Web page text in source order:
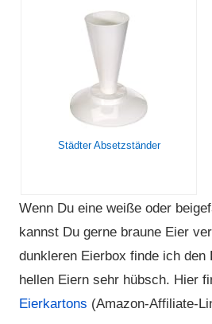
Städter Absetzständer
Wenn Du eine weiße oder
kannst Du gerne braune Eier
dunkleren Eierbox finde ich den
hellen Eiern sehr hübsch. Hier
Eierkartons (Amazon-Affiliate-